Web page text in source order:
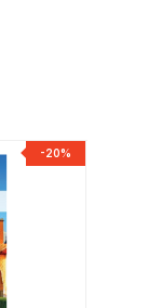
-20%